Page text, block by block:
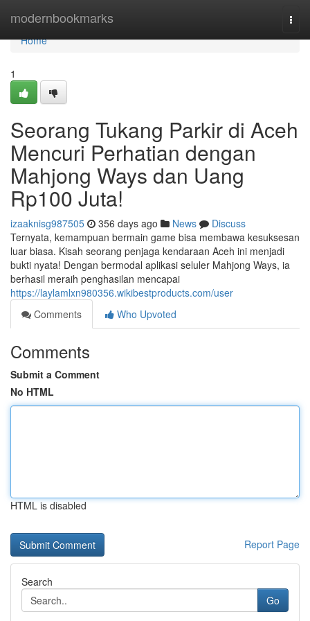
modernbookmarks
Home
Home
1
Seorang Tukang Parkir di Aceh
Mencuri Perhatian dengan
Mahjong Ways dan Uang
Rp100 Juta!
izaaknisg987505 356 days ago News
Discuss
Ternyata, kemampuan bermain game bisa membawa kesuksesan
luar biasa. Kisah seorang penjaga kendaraan Aceh ini menjadi
bukti nyata! Dengan bermodal aplikasi seluler Mahjong Ways, ia
berhasil meraih penghasilan mencapai
https://laylamlxn980356.wikibestproducts.com/user
Comments
Who Upvoted
Comments
Submit a Comment
No HTML
HTML is disabled
Report Page
Search
Go